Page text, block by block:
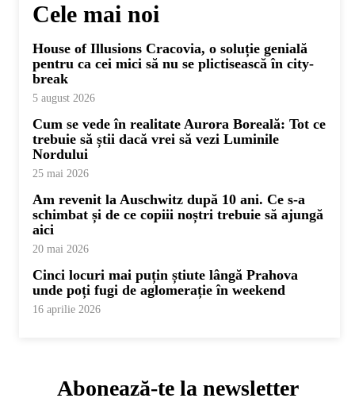
La coborâre am făcut doar jumătate din timpul de la urcare
Cele mai noi
House of Illusions Cracovia, o soluție genială
pentru ca cei mici să nu se plictisească în city-
break
5 august 2026
Cum se vede în realitate Aurora Boreală: Tot ce
trebuie să știi dacă vrei să vezi Luminile
Nordului
25 mai 2026
Am revenit la Auschwitz după 10 ani. Ce s-a
schimbat și de ce copiii noștri trebuie să ajungă
aici
20 mai 2026
Cinci locuri mai puțin știute lângă Prahova
unde poți fugi de aglomerație în weekend
16 aprilie 2026
Abonează-te la newsletter